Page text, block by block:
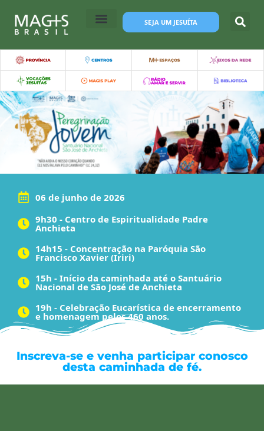
SEJA UM JESUÍTA
06 de junho de 2026
9h30 - Centro de Espiritualidade Padre
Anchieta
14h15 - Concentração na Paróquia São
Francisco Xavier (Iriri)
15h - Início da caminhada até o Santuário
Nacional de São José de Anchieta
19h - Celebração Eucarística de encerramento
e homenagem pelos 460 anos.
Inscreva-se e venha participar conosco
desta caminhada de fé.